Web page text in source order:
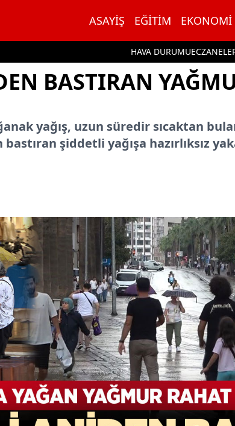
ASAYIŞ EĞITIM EKONOMI
HAVA DURUMU
BASTIRAN
yağış, uzun süredir sıcaktan
şiddetli yağışa hazırlıksız